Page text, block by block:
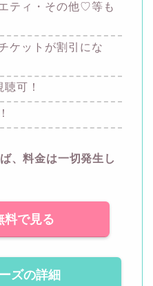
ティ・その他♡等も
ケットが割引にな
可！
、料金は一切発生し
料で見る
ズの詳細